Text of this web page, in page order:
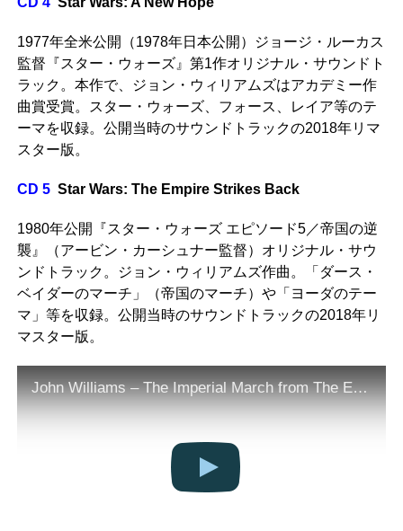
1977年全米公開（1978年日本公開）ジョージ・ルーカス
監督『スター・ウォーズ』第1作オリジナル・サウンドト
ラック。本作で、ジョン・ウィリアムズはアカデミー作
曲賞受賞。スター・ウォーズ、フォース、レイア等のテ
ーマを収録。公開当時のサウンドトラックの2018年リマ
スター版。
CD 5Star Wars: The Empire Strikes Back
1980年公開『スター・ウォーズ エピソード5／帝国の逆
襲』（アービン・カーシュナー監督）オリジナル・サウ
ンドトラック。ジョン・ウィリアムズ作曲。「ダース・
ベイダーのマーチ」（帝国のマーチ）や「ヨーダのテー
マ」等を収録。公開当時のサウンドトラックの2018年リ
マスター版。
John Williams – The Imperial March from The Empire Strikes Back (Audio)